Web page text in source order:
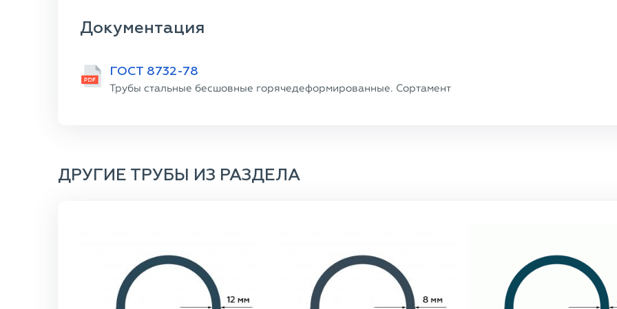
Документация
ГОСТ 8732-78
Трубы стальные бесшовные горячедеформированные. Сортамент
ДРУГИЕ ТРУБЫ ИЗ РАЗДЕЛА